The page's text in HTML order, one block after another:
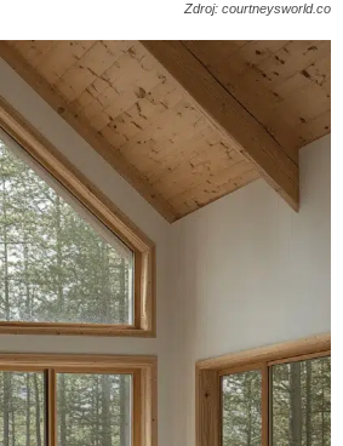
Zdroj: courtneysworld.co